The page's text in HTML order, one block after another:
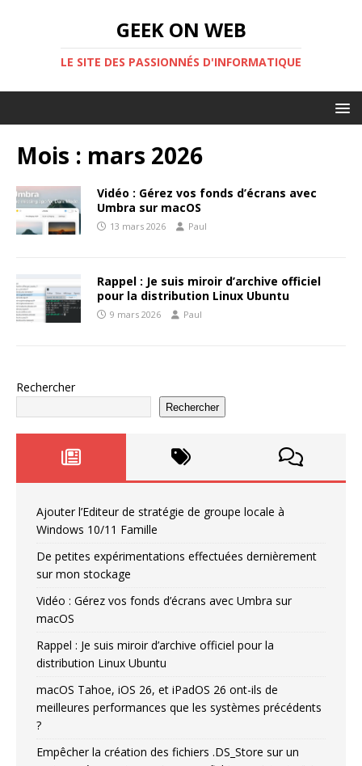
GEEK ON WEB
LE SITE DES PASSIONNÉS D'INFORMATIQUE
Mois : mars 2026
Vidéo : Gérez vos fonds d’écrans avec
Umbra sur macOS
13 mars 2026 Paul
Rappel : Je suis miroir d’archive officiel
pour la distribution Linux Ubuntu
9 mars 2026 Paul
Rechercher
Rechercher
Ajouter l’Editeur de stratégie de groupe locale à
Windows 10/11 Famille
De petites expérimentations effectuées dernièrement
sur mon stockage
Vidéo : Gérez vos fonds d’écrans avec Umbra sur
macOS
Rappel : Je suis miroir d’archive officiel pour la
distribution Linux Ubuntu
macOS Tahoe, iOS 26, et iPadOS 26 ont-ils de
meilleures performances que les systèmes précédents
?
Empêcher la création des fichiers .DS_Store sur un